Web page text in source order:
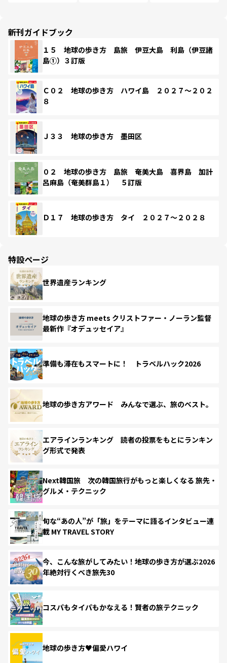
新刊ガイドブック
１５ 地球の歩き方 島旅 伊豆大島 利島（伊豆諸
島①）３訂版
Ｃ０２ 地球の歩き方 ハワイ島 ２０２７～２０２
８
Ｊ３３ 地球の歩き方 墨田区
０２ 地球の歩き方 島旅 奄美大島 喜界島 加計
呂麻島（奄美群島１） ５訂版
Ｄ１７ 地球の歩き方 タイ ２０２７～２０２８
特設ページ
世界遺産ランキング
地球の歩き方 meets クリストファー・ノーラン監督
最新作『オデュッセイア』
準備も滞在もスマートに！ トラベルハック2026
地球の歩き方アワード みんなで選ぶ、旅のベスト。
エアラインランキング 読者の投票をもとにランキン
グ形式で発表
Next韓国旅 次の韓国旅行がもっと楽しくなる 旅先・
グルメ・テクニック
旬な“あの人”が「旅」をテーマに語るインタビュー連
載 MY TRAVEL STORY
今、こんな旅がしてみたい！地球の歩き方が選ぶ2026
年絶対行くべき旅先30
コスパもタイパもかなえる！賢者の旅テクニック
地球の歩き方♥偏愛ハワイ